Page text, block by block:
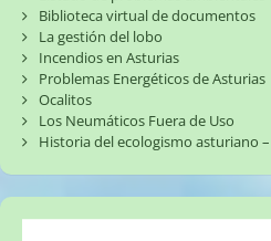
Biblioteca virtual de documentos
La gestión del lobo
Incendios en Asturias
Problemas Energéticos de Asturias
Ocalitos
Los Neumáticos Fuera de Uso
Historia del ecologismo asturiano